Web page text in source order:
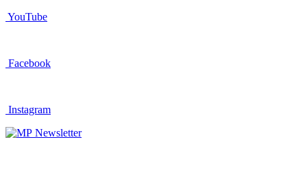
YouTube
Facebook
Instagram
Newsletter